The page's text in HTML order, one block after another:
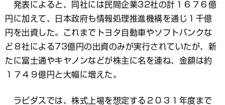
発表によると、同社には民間企業32社の計１６７６億
円に加えて、日本政府も情報処理推進機構を通じ１千億
円を出資した。これまでトヨタ自動車やソフトバンクな
ど８社による73億円の出資のみが実行されていたが、新
たに富士通やキヤノンなどが株主に名を連ね、金額は約
１７４９億円と大幅に増えた。
ラピダスでは、株式上場を想定する２０３１年度まで